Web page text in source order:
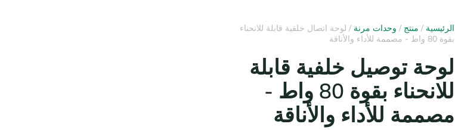
الرئيسية / منتج / وحدات مرنة / لوحة اتصال خلفية قابلة للانحناء
بقوة 80 واط - مصممة للأداء والأناقة
لوحة توصيل خلفية قابلة
للانحناء بقوة 80 واط -
مصممة للأداء والأناقة